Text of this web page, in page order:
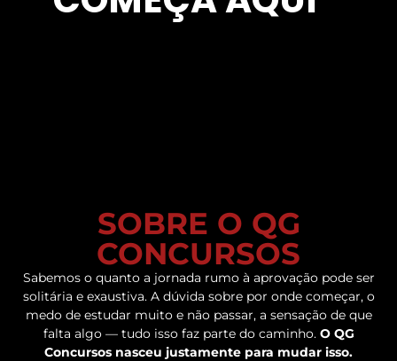
SOBRE O QG
CONCURSOS
Sabemos o quanto a jornada rumo à aprovação pode ser
solitária e exaustiva. A dúvida sobre por onde começar, o
medo de estudar muito e não passar, a sensação de que
falta algo — tudo isso faz parte do caminho. O QG
Concursos nasceu justamente para mudar isso.